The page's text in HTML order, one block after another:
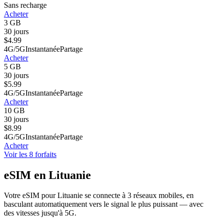
Sans recharge
Acheter
3 GB
30 jours
$4.99
4G/5GInstantanéePartage
Acheter
5 GB
30 jours
$5.99
4G/5GInstantanéePartage
Acheter
10 GB
30 jours
$8.99
4G/5GInstantanéePartage
Acheter
Voir les 8 forfaits
eSIM en Lituanie
Votre eSIM pour Lituanie se connecte à 3 réseaux mobiles, en
basculant automatiquement vers le signal le plus puissant — avec
des vitesses jusqu'à 5G.